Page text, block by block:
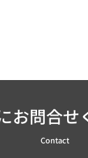
お問合せ
Contact